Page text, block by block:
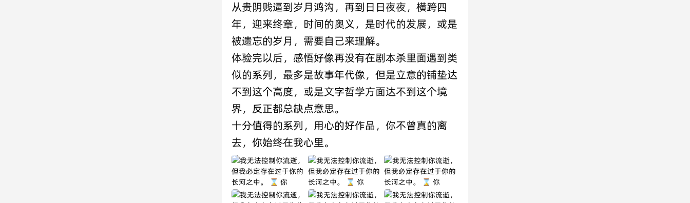
从贵阴贱逼到岁月鸿沟，再到日日夜夜，横跨四
年，迎来终章，时间的奥义，是时代的发展，或是
被遗忘的岁月，需要自己来理解。
体验完以后，感悟好像再没有在剧本杀里面遇到类
似的系列，最多是故事年代像，但是立意的铺垫达
不到这个高度，或是文字哲学方面达不到这个境
界，反正都总缺点意思。
十分值得的系列，用心的好作品，你不曾真的离